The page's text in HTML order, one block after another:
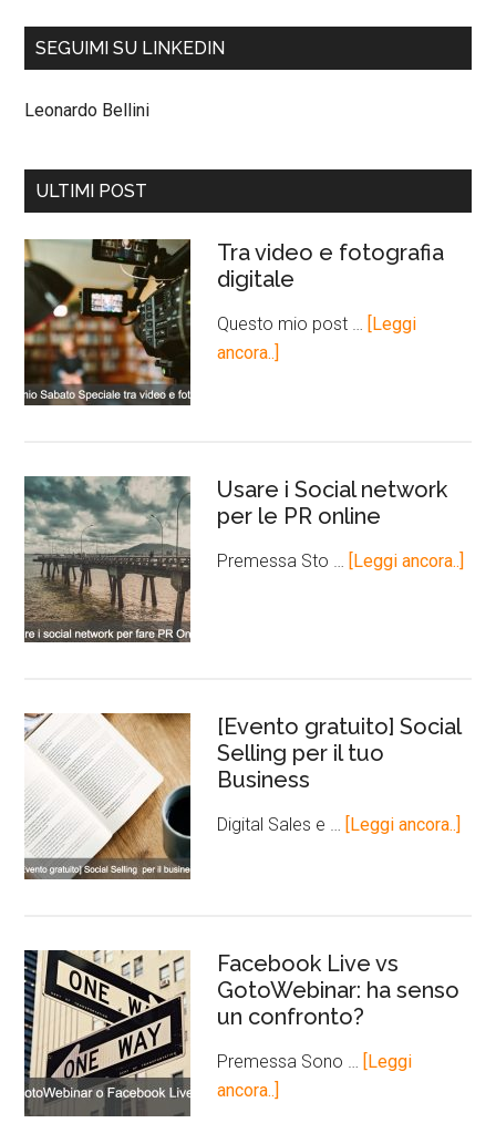
SEGUIMI SU LINKEDIN
Leonardo Bellini
ULTIMI POST
Tra video e fotografia
digitale
Questo mio post … [Leggi
ancora..]
Usare i Social network
per le PR online
Premessa Sto … [Leggi ancora..]
[Evento gratuito] Social
Selling per il tuo
Business
Digital Sales e … [Leggi ancora..]
Facebook Live vs
GotoWebinar: ha senso
un confronto?
Premessa Sono … [Leggi
ancora..]